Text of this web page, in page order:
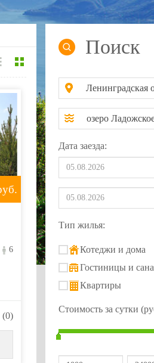
6
Поиск
Ленинградская
озеро
Дата заезда:
Тип жилья:
Котеджи и дома
Гостиницы и
Квартиры
Стоимость за сутки